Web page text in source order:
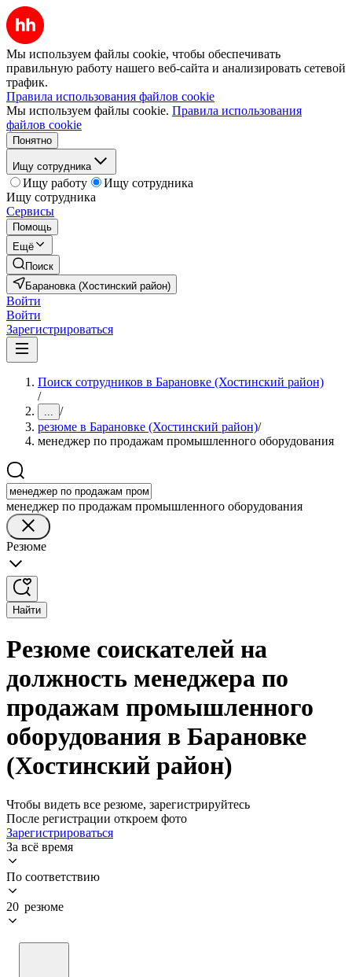
Мы используем файлы cookie, чтобы обеспечивать
правильную работу нашего веб-сайта и анализировать сетевой
трафик.
Правила использования файлов cookie
Мы используем файлы cookie. Правила использования
файлов cookie
Понятно
Ищу сотрудника
Ищу работу
Ищу сотрудника
Ищу сотрудника
Сервисы
Помощь
Ещё
Поиск
Барановка (Хостинский район)
Войти
Войти
Зарегистрироваться
Поиск сотрудников в Барановке (Хостинский район)
/
... /
резюме в Барановке (Хостинский район)/
менеджер по продажам промышленного оборудования
менеджер по продажам промышленного оборудования
Резюме
Найти
Резюме соискателей на
должность менеджера по
продажам промышленного
оборудования в Барановке
(Хостинский район)
Чтобы видеть все резюме, зарегистрируйтесь
После регистрации откроем фото
Зарегистрироваться
За всё время
По соответствию
20 резюме